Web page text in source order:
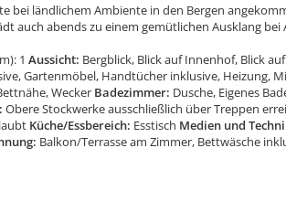
bei ländlichem Ambiente in den Bergen
auch abends zu einem gemütlichen Ausklang
1 Aussicht: Bergblick, Blick auf Innenhof, Blick
Gartenmöbel, Handtücher inklusive, Heizung,
WeckerBadezimmer: Dusche, Eigenes
Obere Stockwerke ausschließlich über Treppen
Küche/Essbereich: Esstisch Medien und
Balkon/Terrasse am Zimmer, Bettwäsche